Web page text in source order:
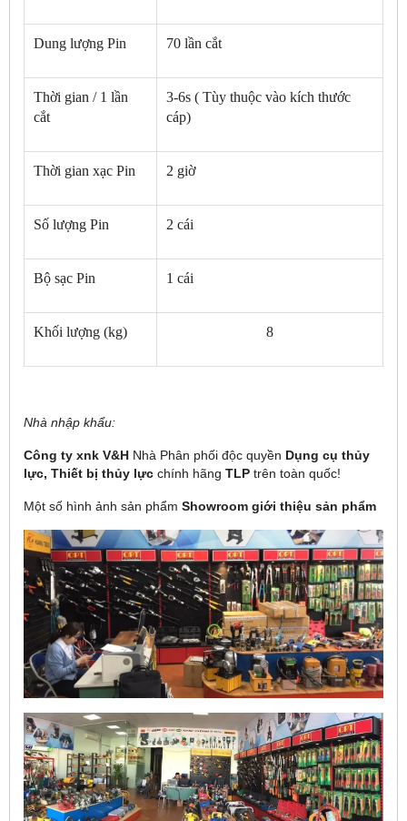
Dung lượng Pin 70 lần cắt
Thời gian / 1 lần
cắt
3-6s ( Tùy thuộc vào kích thước
cáp)
Thời gian xạc Pin 2 giờ
Số lượng Pin 2 cái
Bộ sạc Pin 1 cái
Khối lượng (kg) 8
Nhà nhập khẩu:
Công ty xnk V&H Nhà Phân phối độc quyền Dụng cụ thủy
lực, Thiết bị thủy lực chính hãng TLP trên toàn quốc!
Một số hình ảnh sản phẩm Showroom giới thiệu sản phẩm